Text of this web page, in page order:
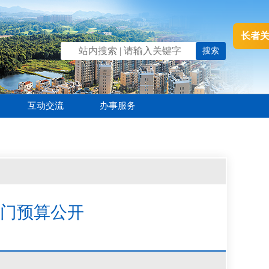
长者
互动交流 办事服务
预算公开